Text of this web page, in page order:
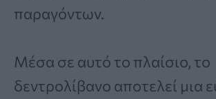
παραγόντων.
Μέσα σε αυτό το πλαίσιο, το
δεντρολίβανο αποτελεί μια